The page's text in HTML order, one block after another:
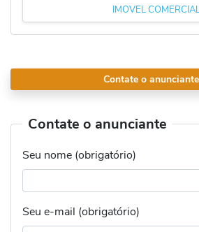
IMÓVEL
Contate o anunciante
Contate o anunciante
Seu nome (obrigatório)
Seu e-mail (obrigatório)